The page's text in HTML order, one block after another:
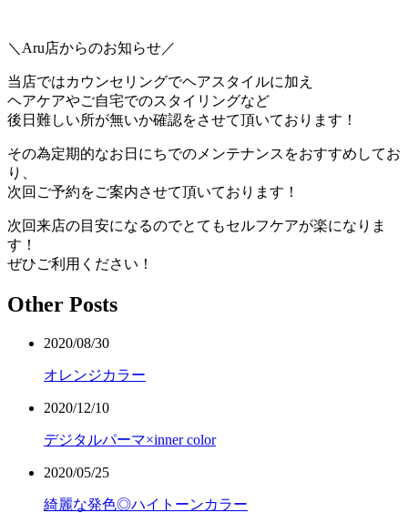
＼Aru店からのお知らせ／
当店ではカウンセリングでヘアスタイルに加え
ヘアケアやご自宅でのスタイリングなど
後日難しい所が無いか確認をさせて頂いております！
その為定期的なお日にちでのメンテナンスをおすすめしてお
り、
次回ご予約をご案内させて頂いております！
次回来店の目安になるのでとてもセルフケアが楽になりま
す！
ぜひご利用ください！
Other Posts
2020/08/30
オレンジカラー
2020/12/10
デジタルパーマ×inner color
2020/05/25
綺麗な発色◎ハイトーンカラー